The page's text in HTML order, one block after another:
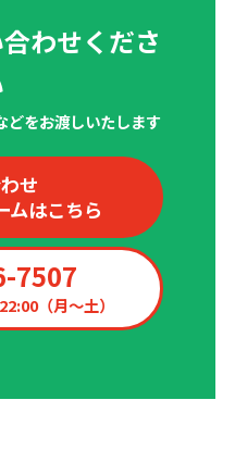
わせくださ
をお渡しいたします
せ
ムはこちら
7507
（月〜土）